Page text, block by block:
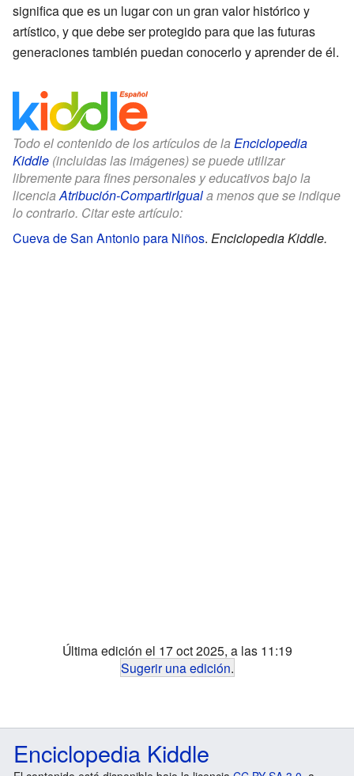
significa que es un lugar con un gran valor histórico y
artístico, y que debe ser protegido para que las futuras
generaciones también puedan conocerlo y aprender de él.
Todo el contenido de los artículos de la Enciclopedia
Kiddle (incluidas las imágenes) se puede utilizar
libremente para fines personales y educativos bajo la
licenciaAtribución-CompartirIguala menos que se indique
lo contrario. Citar este artículo:
Cueva de San Antonio para Niños. Enciclopedia Kiddle.
Última edición el 17 oct 2025, a las 11:19
Sugerir una edición.
Enciclopedia Kiddle